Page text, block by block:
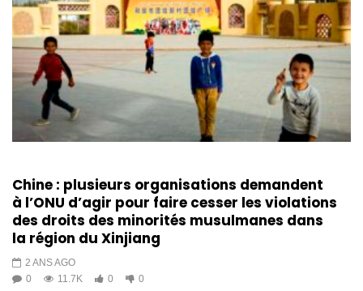
Chine : plusieurs organisations demandent
à l’ONU d’agir pour faire cesser les violations
des droits des minorités musulmanes dans
la région du Xinjiang
2 ANS AGO
0
11.7K 0 0